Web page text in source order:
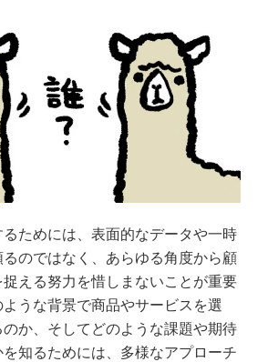
ためには、表面的なデータや一時
のではなく、あらゆる角度から顧
える努力を惜しまないことが重要
うな背景で商品やサービスを選
か、そしてどのような課題や期待
知るためには、多様なアプローチ